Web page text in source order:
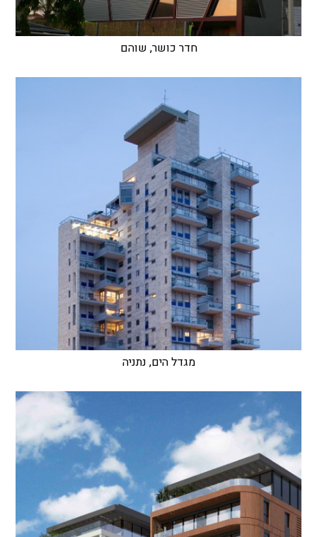
חדר כושר, שוהם
מגדל הים, נתניה